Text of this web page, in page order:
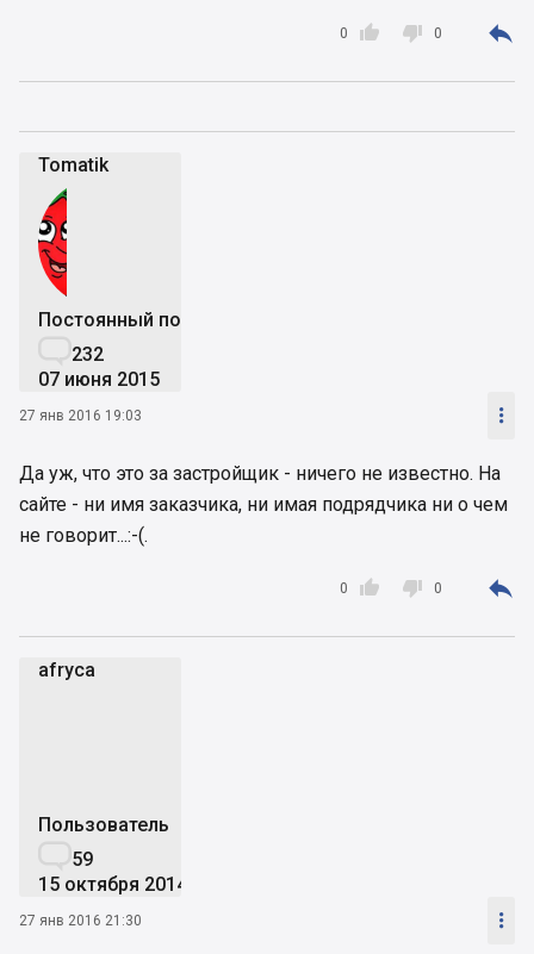

0  0 
Tomatik
Постоянный пользователь
232
07 июня 2015
27 янв 2016 19:03 
Да уж, что это за застройщик - ничего не известно. На
сайте - ни имя заказчика, ни имая подрядчика ни о чем
не говорит...:-(.

0  0 
afryca
Пользователь
59
15 октября 2014
27 янв 2016 21:30 